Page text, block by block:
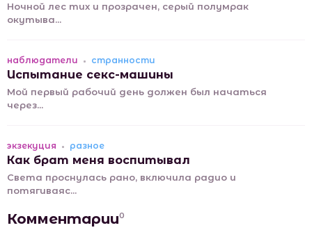
Ночной лес тих и прозрачен, серый полумрак
окутыва...
наблюдатели странности
Испытание секс-машины
Мой первый рабочий день должен был начаться
через...
экзекуция разное
Как брат меня воспитывал
Света проснулась рано, включила радио и
потягиваяс...
Комментарии0